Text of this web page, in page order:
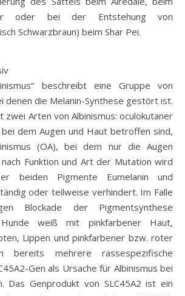
oder bei der Entstehung von
Schwarzbraun) beim Shar Pei.
beschreibt eine Gruppe von
denen die Melanin-Synthese gestört ist.
zwei Arten von Albinismus: oculokutaner
bei dem Augen und Haut betroffen sind,
(OA), bei dem nur die Augen
Funktion und Art der Mutation wird
beiden Pigmente Eumelanin und
oder teilweise verhindert. Im Falle
Blockade der Pigmentsynthese
weiß mit pinkfarbener Haut,
Lippen und pinkfarbener bzw. roter
bereits mehrere rassespezifische
Gen als Ursache für Albinismus bei
Das Genprodukt von SLC45A2 ist ein